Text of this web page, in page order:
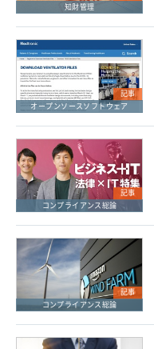
知財管理
記事
オープンソースソフトウェア
記事
コンプライアンス総論
記事
コンプライアンス総論